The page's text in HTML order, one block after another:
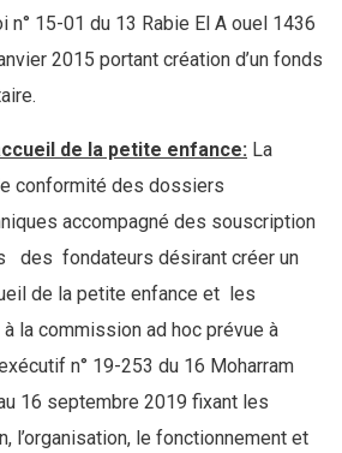
15-01 du 13 Rabie El A ouel 1436
2015 portant création d’un fonds
de la petite enfance: La
conformité des dossiers
accompagné des souscription
des fondateurs désirant créer un
de la petite enfance et les
la commission ad hoc prévue à
n° 19-253 du 16 Moharram
16 septembre 2019 fixant les
l’organisation, le fonctionnement et